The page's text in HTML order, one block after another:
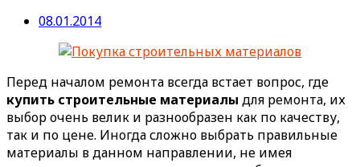
08.01.2014
Перед началом ремонта всегда встает вопрос, где
купить строительные материалы для ремонта, их
выбор очень велик и разнообразен как по качеству,
так и по цене. Иногда сложно выбрать правильные
материалы в данном направлении, не имея